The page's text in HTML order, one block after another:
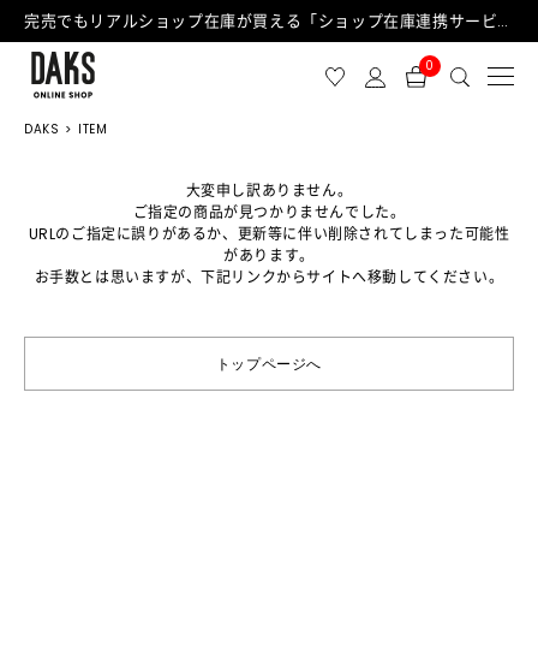
完売でもリアルショップ在庫が買える「ショップ在庫連携サービス」が日中もご利用可能になりました！
0
DAKS ITEM
大変申し訳ありません。
ご指定の商品が見つかりませんでした。
URLのご指定に誤りがあるか、更新等に伴い削除されてしまった可能性
があります。
お手数とは思いますが、下記リンクからサイトへ移動してください。
トップページへ